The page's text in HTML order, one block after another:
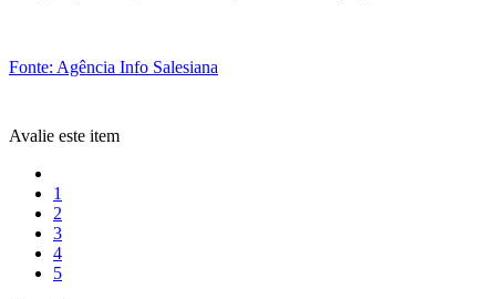
Fonte: Agência Info Salesiana
Avalie este item
1
2
3
4
5